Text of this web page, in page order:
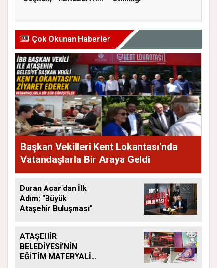
HA...
Çok Okunan Haberler
Başkan Vekilleri Kent Lokantası'nda
Vatandaşlarla Bir Araya Geldi
Duran Acar'dan İlk
Adım: "Büyük
Ataşehir Buluşması"
ATAŞEHİR
BELEDİYESİ’NİN
EĞİTİM MATERYALİ